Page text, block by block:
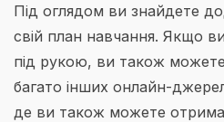
Під оглядом ви знайдете
свій план навчання. Якщо
під рукою, ви також
багато інших онлайн-
де ви також можете